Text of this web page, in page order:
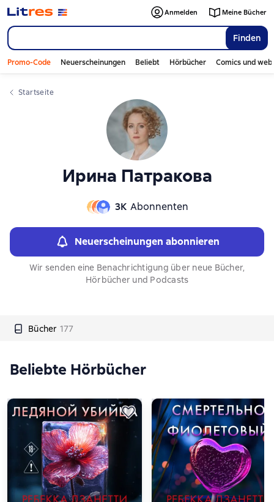
Finden
Anmelden Meine Bücher
Promo-Code Neuerscheinungen Beliebt Hörbücher Comics und
Startseite
Ирина Патракова
3К Abonnenten
Neuerscheinungen abonnieren
Wir senden eine Benachrichtigung über neue Bücher,
Hörbücher und Podcasts
Bücher 177
Слайдер с книгами
Beliebte Hörbücher